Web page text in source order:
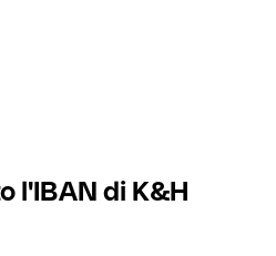
l'IBAN di K&H